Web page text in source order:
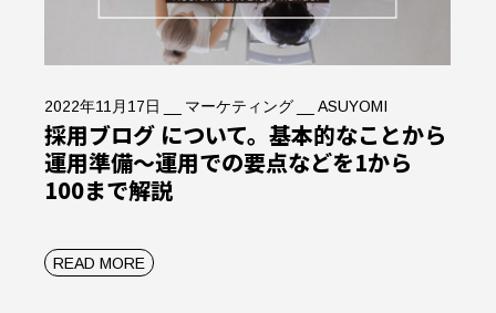
2022年11月17日 マーケティング ASUYOMI
採用ブログ について。基本的なことから
運用準備〜運用での要点などを1から
100まで解説
READ MORE